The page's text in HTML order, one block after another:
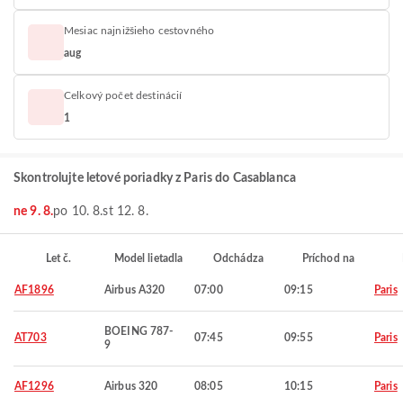
Mesiac najnižšieho cestovného
aug
Celkový počet destinácií
1
Skontrolujte letové poriadky z Paris do Casablanca
ne 9. 8.po 10. 8.st 12. 8.
Let č. Model lietadla Odchádza Príchod na
AF1896 Airbus A320 07:00 09:15 Paris
AT703
BOEING 787-
9
07:45 09:55 Paris
AF1296 Airbus 320 08:05 10:15 Paris